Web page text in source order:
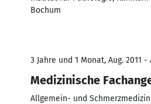
Bochum
3 Jahre und 1 Monat, Aug. 2011 -
Medizinische
Allgemein- und